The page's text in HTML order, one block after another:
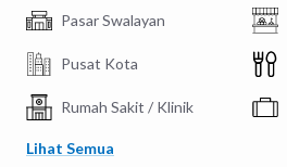
Pasar Swalayan
Pusat Kota
Rumah Sakit / Klinik
Lihat Semua